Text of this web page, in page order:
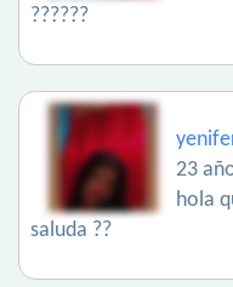
??????
23
hola
saluda ??